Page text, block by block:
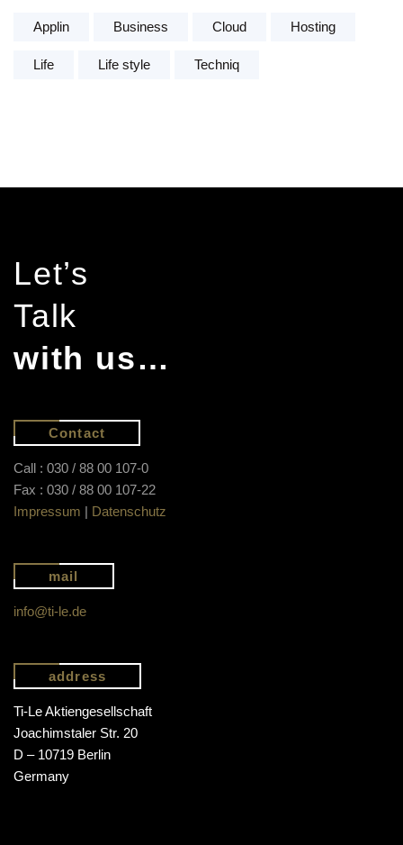
Applin Business Cloud Hosting
Life Life style Techniq
Let’s
Talk
with us…
Contact
Call : 030 / 88 00 107-0
Fax : 030 / 88 00 107-22
Impressum | Datenschutz
mail
info@ti-le.de
address
Ti-Le Aktiengesellschaft
Joachimstaler Str. 20
D – 10719 Berlin
Germany